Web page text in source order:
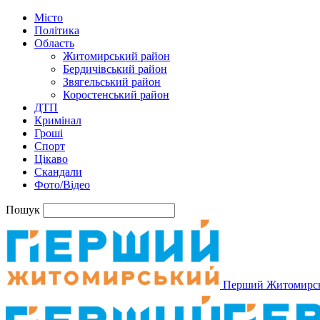
Місто
Політика
Область
Житомирський район
Бердичівський район
Звягельський район
Коростенський район
ДТП
Кримінал
Гроші
Спорт
Цікаво
Скандали
Фото/Відео
Пошук
Перший